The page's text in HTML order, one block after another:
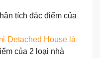
tích đặc điểm của
Detached House là
của 2 loại nhà